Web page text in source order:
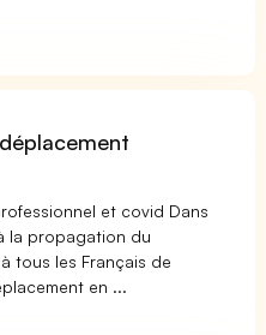
et covid Dans
la propagation du
tous les Français de
en ...